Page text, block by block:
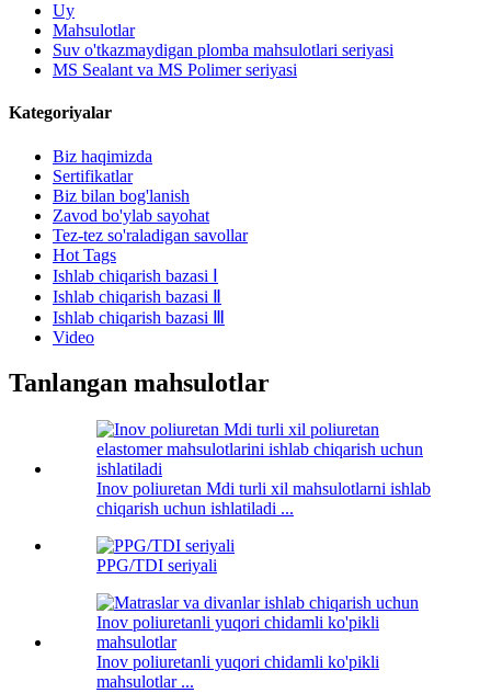
Uy
Mahsulotlar
Suv o'tkazmaydigan plomba mahsulotlari seriyasi
MS Sealant va MS Polimer seriyasi
Kategoriyalar
Biz haqimizda
Sertifikatlar
Biz bilan bog'lanish
Zavod bo'ylab sayohat
Tez-tez so'raladigan savollar
Hot Tags
Ishlab chiqarish bazasi Ⅰ
Ishlab chiqarish bazasi Ⅱ
Ishlab chiqarish bazasi Ⅲ
Video
Tanlangan mahsulotlar
Inov poliuretan Mdi turli xil mahsulotlarni ishlab
chiqarish uchun ishlatiladi ...
PPG/TDI seriyali
Inov poliuretanli yuqori chidamli ko'pikli
mahsulotlar ...